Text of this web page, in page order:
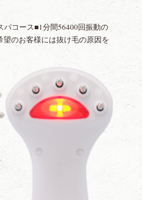
パコース■1分間56400回振動の
のお客様には抜け毛の原因を